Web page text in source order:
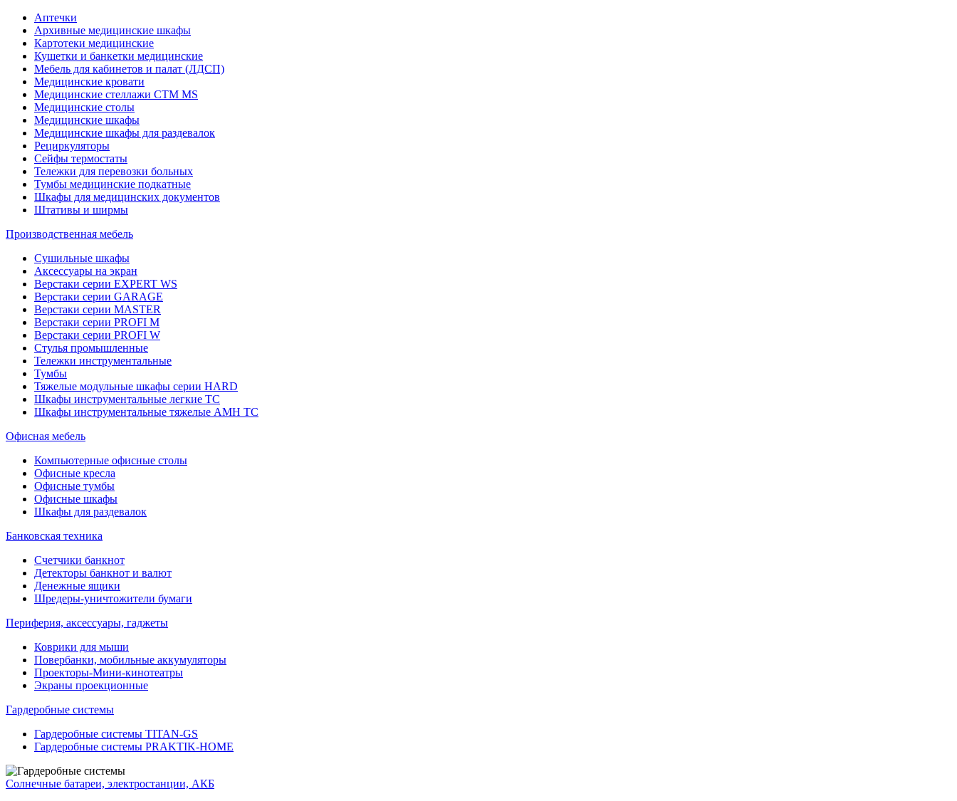
Аптечки
Архивные медицинские шкафы
Картотеки медицинские
Кушетки и банкетки медицинские
Мебель для кабинетов и палат (ЛДСП)
Медицинские кровати
Медицинские стеллажи CTM MS
Медицинские столы
Медицинские шкафы
Медицинские шкафы для раздевалок
Рециркуляторы
Сейфы термостаты
Тележки для перевозки больных
Тумбы медицинские подкатные
Шкафы для медицинских документов
Штативы и ширмы
Производственная мебель
Cушильные шкафы
Аксессуары на экран
Верстаки серии EXPERT WS
Верстаки серии GARAGE
Верстаки серии MASTER
Верстаки серии PROFI M
Верстаки серии PROFI W
Стулья промышленные
Тележки инструментальные
Тумбы
Тяжелые модульные шкафы серии HARD
Шкафы инструментальные легкие ТС
Шкафы инструментальные тяжелые AMH TC
Офисная мебель
Компьютерные офисные столы
Офисные кресла
Офисные тумбы
Офисные шкафы
Шкафы для раздевалок
Банковская техника
Счетчики банкнот
Детекторы банкнот и валют
Денежные ящики
Шредеры-уничтожители бумаги
Периферия, аксессуары, гаджеты
Коврики для мыши
Повербанки, мобильные аккумуляторы
Проекторы-Мини-кинотеатры
Экраны проекционные
Гардеробные системы
Гардеробные системы TITAN-GS
Гардеробные системы PRAKTIK-HOME
Солнечные батареи, электростанции, АКБ